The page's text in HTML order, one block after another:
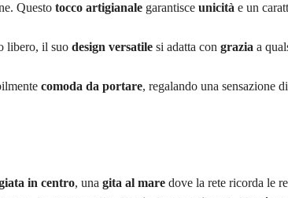
Questo tocco artigianalegarantisce unicità e un
libero, il suo design versatilesi adatta con grazia a
comoda da portare, regalando una sensazione di
in centro, una gita al maredove la rete ricorda le